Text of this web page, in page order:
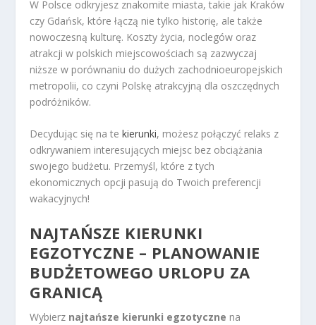
W Polsce odkryjesz znakomite miasta, takie jak Kraków
czy Gdańsk, które łączą nie tylko historię, ale także
nowoczesną kulturę. Koszty życia, noclegów oraz
atrakcji w polskich miejscowościach są zazwyczaj
niższe w porównaniu do dużych zachodnioeuropejskich
metropolii, co czyni Polskę atrakcyjną dla oszczędnych
podróżników.
Decydując się na tekierunki, możesz połączyć relaks z
odkrywaniem interesujących miejsc bez obciążania
swojego budżetu. Przemyśl, które z tych
ekonomicznych opcji pasują do Twoich preferencji
wakacyjnych!
NAJTAŃSZE KIERUNKI
EGZOTYCZNE – PLANOWANIE
BUDŻETOWEGO URLOPU ZA
GRANICĄ
Wybierz najtańsze kierunki egzotyczne na